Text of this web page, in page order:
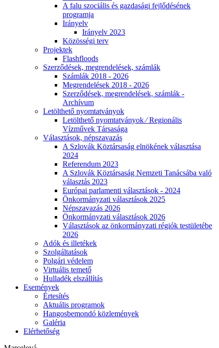
A falu szociális és gazdasági fejlődésének
programja
Irányelv
Irányelv 2023
Közösségi terv
Projektek
Flashfloods
Szerződések, megrendelések, számlák
Számlák 2018 - 2026
Megrendelések 2018 - 2026
Szerződések, megrendelések, számlák -
Archívum
Letölthető nyomtatványok
Letölthető nyomtatványok ⁄ Regionális
Vízművek Társasága
Választások, népszavazás
A Szlovák Köztársaság elnökének választása
2024
Referendum 2023
A Szlovák Köztársaság Nemzeti Tanácsába való
választás 2023
Európai parlamenti választások - 2024
Önkormányzati választások 2025
Népszavazás 2026
Önkormányzati választások 2026
Választások az önkormányzati régiók testületébe
2026
Adók és illetékek
Szolgáltatások
Polgári védelem
Virtuális temető
Hulladék elszállítás
Események
Értesítés
Aktuális programok
Hangosbemondó közlemények
Galéria
Elérhetőség